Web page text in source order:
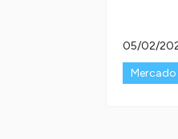
05/02/
Mercado